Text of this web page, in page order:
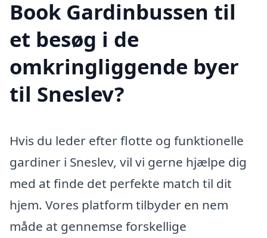
Book Gardinbussen til
et besøg i de
omkringliggende byer
til Sneslev?
Hvis du leder efter flotte og funktionelle
gardiner i Sneslev, vil vi gerne hjælpe dig
med at finde det perfekte match til dit
hjem. Vores platform tilbyder en nem
måde at gennemse forskellige